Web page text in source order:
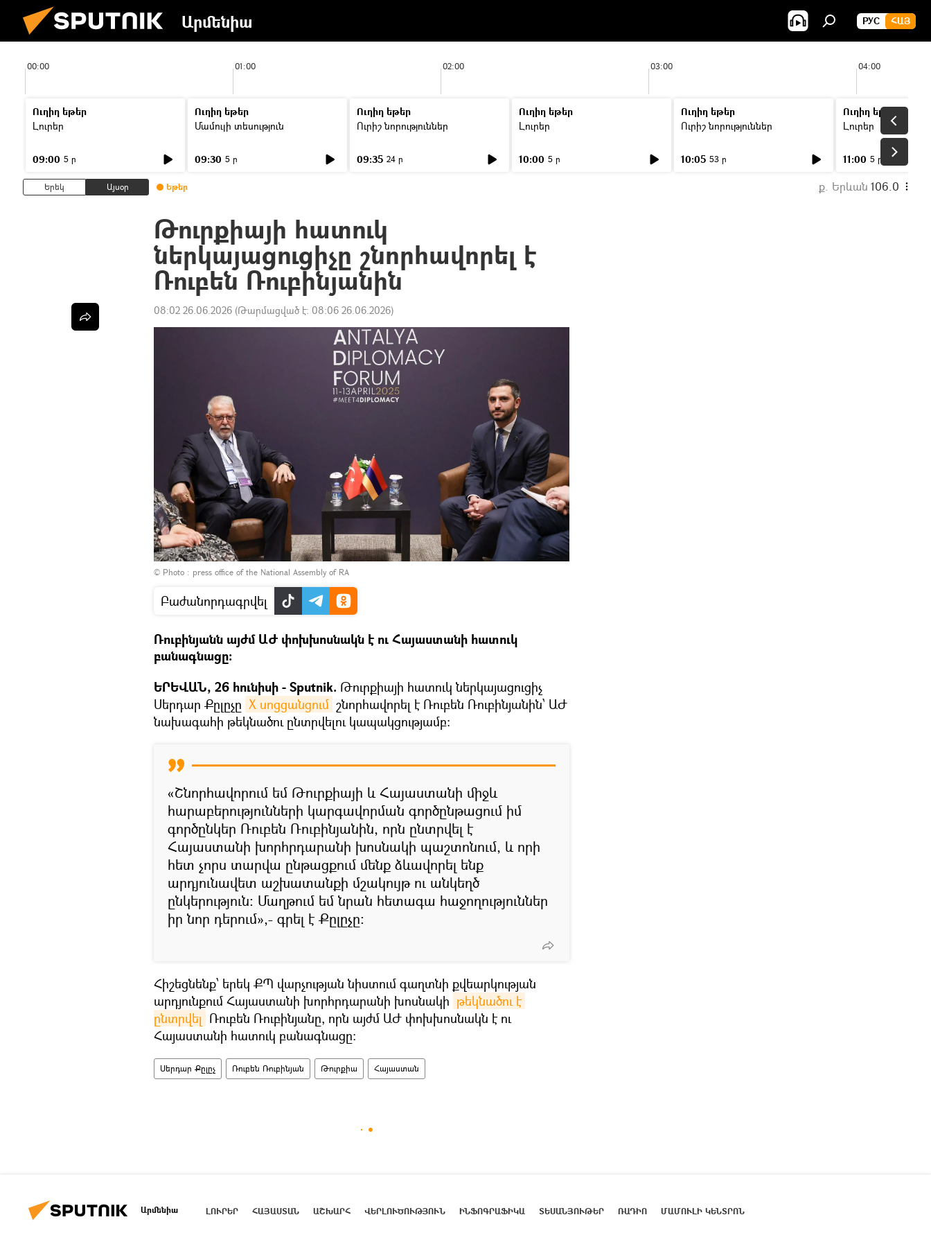
Արմենիա РУС ՀԱՅ
00:00 01:00 02:00 03:00 04:00
Ուղիղ եթեր
Լուրեր
09:00 5 ր
Ուղիղ եթեր
Մամուլի տեսություն
09:30 5 ր
Ուղիղ եթեր
Ուրիշ նորություններ
09:35 24 ր
Ուղիղ եթեր
Լուրեր
10:00 5 ր
Ուղիղ եթեր
Ուրիշ նորություններ
10:05 53 ր
Ուղիղ եթեր
Լուրեր
11:00 5 ր
Երեկ Այսօր Եթեր ք. Երևան 106.0
Թուրքիայի հատուկ
ներկայացուցիչը շնորհավորել է
Ռուբեն Ռուբինյանին
08:02 26.06.2026 (Թարմացված է: 08:06 26.06.2026)
© Photo : press office of the National Assembly of RA
Բաժանորդագրվել
Ռուբինյանն այժմ ԱԺ փոխխոսնակն է ու Հայաստանի հատուկ
բանագնացը։
ԵՐԵՎԱՆ, 26 հունիսի - Sputnik. Թուրքիայի հատուկ ներկայացուցիչ
Սերդար Քըլըչը X սոցցանցում շնորհավորել է Ռուբեն Ռուբինյանին՝ ԱԺ
նախագահի թեկնածու ընտրվելու կապակցությամբ։
«Շնորհավորում եմ Թուրքիայի և Հայաստանի միջև
հարաբերությունների կարգավորման գործընթացում իմ
գործընկեր Ռուբեն Ռուբինյանին, որն ընտրվել է
Հայաստանի խորհրդարանի խոսնակի պաշտոնում, և որի
հետ չորս տարվա ընթացքում մենք ձևավորել ենք
արդյունավետ աշխատանքի մշակույթ ու անկեղծ
ընկերություն։ Մաղթում եմ նրան հետագա հաջողություններ
իր նոր դերում»,- գրել է Քըլըչը։
Հիշեցնենք՝ երեկ ՔՊ վարչության նիստում գաղտնի քվեարկության
արդյունքում Հայաստանի խորհրդարանի խոսնակի թեկնածու է
ընտրվել Ռուբեն Ռուբինյանը, որն այժմ ԱԺ փոխխոսնակն է ու
Հայաստանի հատուկ բանագնացը։
Սերդար Քըլըչ Ռուբեն Ռուբինյան Թուրքիա Հայաստան
Արմենիա ԼՈՒՐԵՐ ՀԱՅԱՍՏԱՆ ԱՇԽԱՐՀ ՎԵՐԼՈՒԾՈՒԹՅՈՒՆ ԻՆՖՈԳՐԱՖԻԿԱ ՏԵՍԱՆՅՈՒԹԵՐ ՌԱԴԻՈ ՄԱՄՈՒԼԻ ԿԵՆՏՐՈՆ